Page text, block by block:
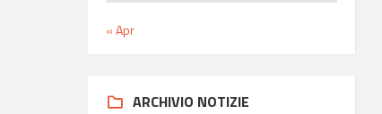
« Apr
ARCHIVIO NOTIZIE